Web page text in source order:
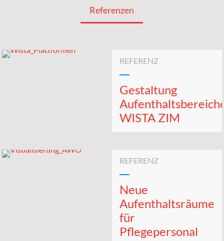
Referenzen
REFERENZ
Gestaltung
WISTA ZIM
REFERENZ
Neue
Aufenthaltsräume
für
Pflegepersonal